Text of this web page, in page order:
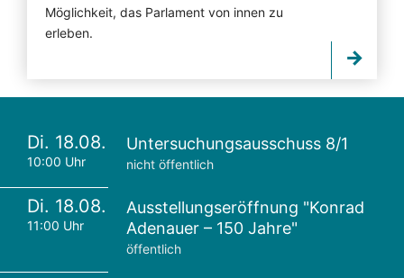
Möglichkeit, das Parlament von innen zu
erleben.
Di. 18.08.
10:00 Uhr
Untersuchungsausschuss 8/1
nicht öffentlich
Di. 18.08.
11:00 Uhr
Ausstellungseröffnung "Konrad
Adenauer – 150 Jahre"
öffentlich